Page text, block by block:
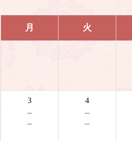
月 火
3
－
－
4
－
－